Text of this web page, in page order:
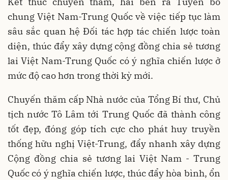
chung Việt Nam-Trung Quốc về việc tiếp tục làm
sâu sắc quan hệ Đối tác hợp tác chiến lược toàn
diện, thúc đẩy xây dựng cộng đồng chia sẻ tương
lai Việt Nam-Trung Quốc có ý nghĩa chiến lược ở
mức độ cao hơn trong thời kỳ mới.
Chuyến thăm cấp Nhà nước của Tổng Bí thư, Chủ
tịch nước Tô Lâm tới Trung Quốc đã thành công
tốt đẹp, đóng góp tích cực cho phát huy truyền
thống hữu nghị Việt-Trung, đẩy nhanh xây dựng
Cộng đồng chia sẻ tương lai Việt Nam - Trung
Quốc có ý nghĩa chiến lược, thúc đẩy hòa bình, ổn